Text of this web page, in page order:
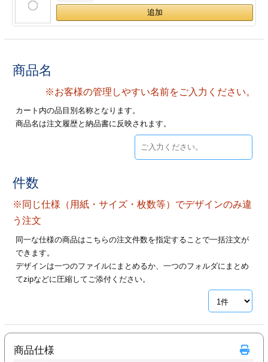
フォルダー
印刷
印刷
リーブ印刷
加工
印刷
印刷
カード印刷
ァイル印刷
印刷
商品名
※お客様の管理しやすい名前をご入力ください。
カート内の品目別名称となります。
商品名は注文履歴と納品書に反映されます。
件数
※同じ仕様（用紙・サイズ・枚数等）でデザインのみ違
う注文
同一な仕様の商品はこちらの注文件数を指定することで一括注文が
できます。
デザインは一つのファイルにまとめるか、一つのフォルダにまとめ
てzipなどに圧縮してご添付ください。
商品仕様